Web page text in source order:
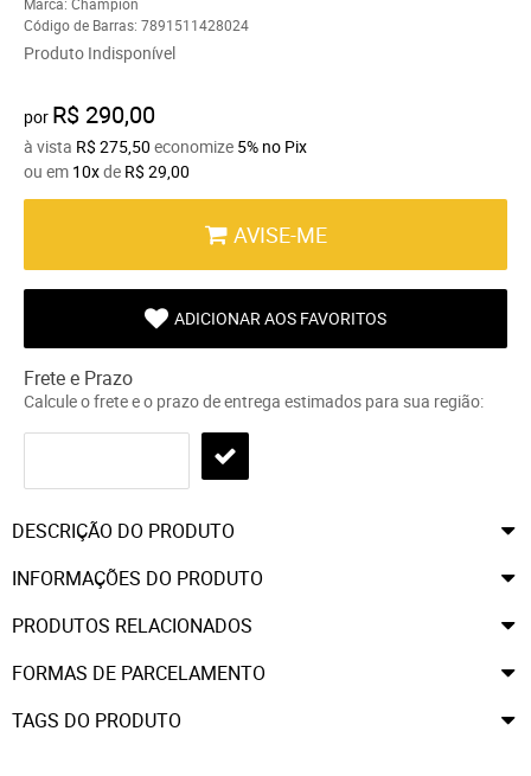
Código de Barras: 7891511428024
Produto Indisponível
por R$ 290,00
à vista R$ 275,50 economize 5% no Pix
ou em 10xde R$ 29,00
AVISE-ME
ADICIONAR AOS FAVORITOS
Frete e Prazo
Calcule o frete e o prazo de entrega estimados para sua região:
DESCRIÇÃO DO PRODUTO
INFORMAÇÕES DO PRODUTO
PRODUTOS RELACIONADOS
FORMAS DE PARCELAMENTO
TAGS DO PRODUTO